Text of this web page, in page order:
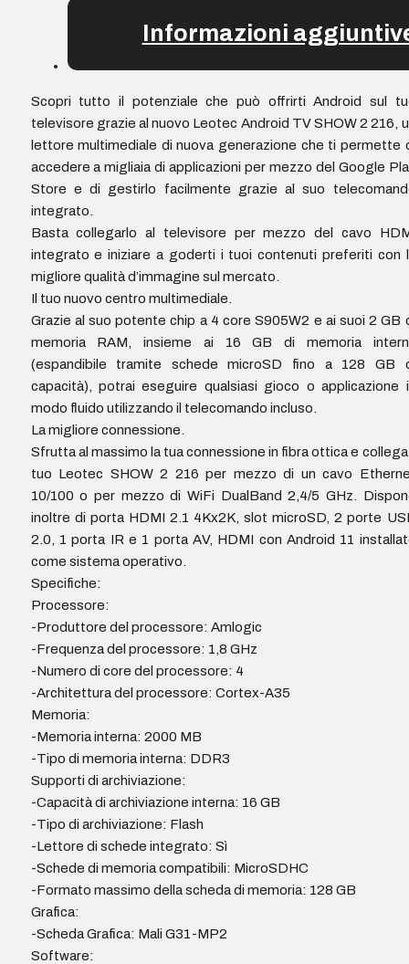
Informazioni
Scopri tutto il potenziale che può offrirti Android sul
televisore grazie al nuovo Leotec Android TV SHOW 2 216,
lettore multimediale di nuova generazione che ti permette
accedere a migliaia di applicazioni per mezzo del Google
Store e di gestirlo facilmente grazie al suo
integrato.
Basta collegarlo al televisore per mezzo del cavo
integrato e iniziare a goderti i tuoi contenuti preferiti con
migliore qualità d’immagine sul mercato.
Il tuo nuovo centro multimediale.
Grazie al suo potente chip a 4 core S905W2 e ai suoi 2 GB
memoria RAM, insieme ai 16 GB di memoria
(espandibile tramite schede microSD fino a 128 GB
capacità), potrai eseguire qualsiasi gioco o applicazione
modo fluido utilizzando il telecomando incluso.
La migliore connessione.
Sfrutta al massimo la tua connessione in fibra ottica e collega
tuo Leotec SHOW 2 216 per mezzo di un cavo
10/100 o per mezzo di WiFi DualBand 2,4/5 GHz.
inoltre di porta HDMI 2.1 4Kx2K, slot microSD, 2 porte
2.0, 1 porta IR e 1 porta AV, HDMI con Android 11
come sistema operativo.
Specifiche:
Processore:
-Produttore del processore: Amlogic
-Frequenza del processore: 1,8 GHz
-Numero di core del processore: 4
-Architettura del processore: Cortex-A35
Memoria:
-Memoria interna: 2000 MB
-Tipo di memoria interna: DDR3
Supporti di archiviazione:
-Capacità di archiviazione interna: 16 GB
-Tipo di archiviazione: Flash
-Lettore di schede integrato: Sì
-Schede di memoria compatibili: MicroSDHC
-Formato massimo della scheda di memoria: 128 GB
Grafica:
-Scheda Grafica: Mali G31-MP2
Software: